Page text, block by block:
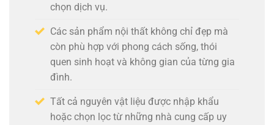
chọn dịch vụ.
Các sản phẩm nội thất không chỉ đẹp mà
còn phù hợp với phong cách sống, thói
quen sinh hoạt và không gian của từng gia
đình.
Tất cả nguyên vật liệu được nhập khẩu
hoặc chọn lọc từ những nhà cung cấp uy